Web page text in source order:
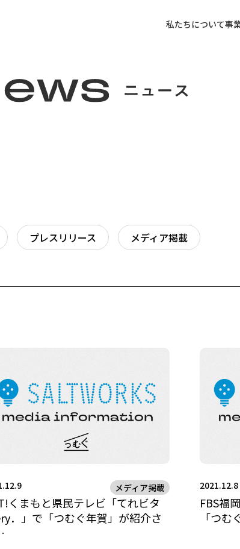
私たちについて事
プレスリリース メディア掲載
メディア掲載
くまもと県民テレビ「てれビタ
．」で「つむぐ年賀」が紹介さ
2021.12.8
FBS福
「つ